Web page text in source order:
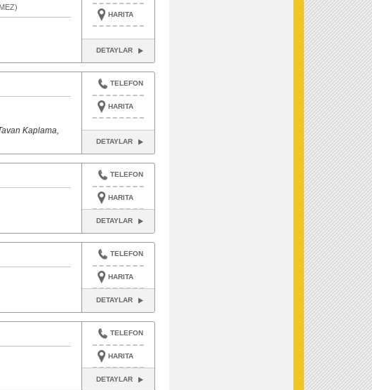
HARITA
DETAYLAR
Kaplama,
TELEFON
HARITA
DETAYLAR
TELEFON
HARITA
DETAYLAR
TELEFON
HARITA
DETAYLAR
TELEFON
HARITA
DETAYLAR